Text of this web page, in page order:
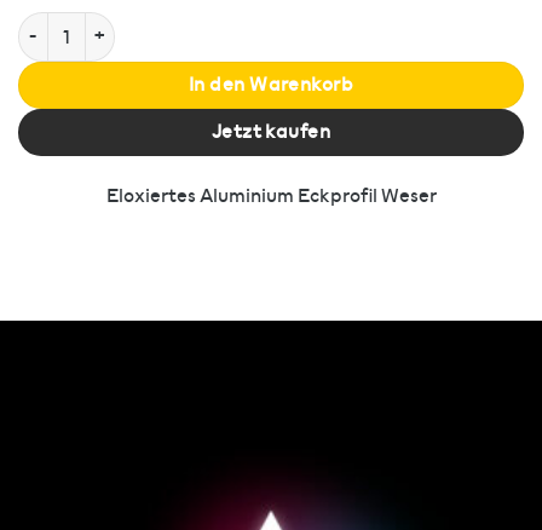
Eloxiertes Aluminium Eckprofil Weser Menge
In den Warenkorb
Jetzt kaufen
Eloxiertes Aluminium Eckprofil Weser